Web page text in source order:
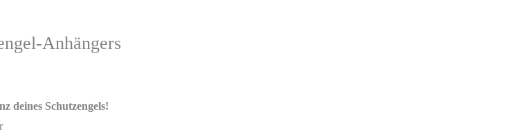
Anhängers
deines Schutzengels!